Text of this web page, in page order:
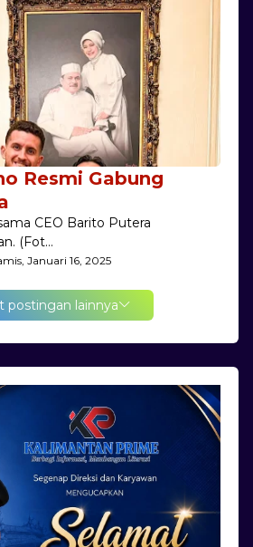
Resmi Gabung
CEO Barito Putera
(Fot…
Januari 16, 2025
postingan lainnya